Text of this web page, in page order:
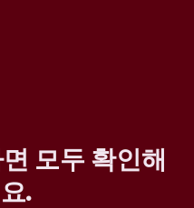
모두 확인해
.